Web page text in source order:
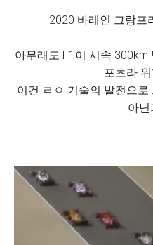
2020 바레인 그랑프
아무래도 F1이 시속
포츠라
이건 ㄹㅇ 기술의 발전으
아닌